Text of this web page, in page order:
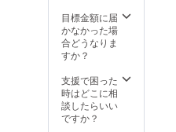
FIREで
は、限
定数の
あるリ
を全く
同じ内
容・金
額で追
目標金額に届
かなかった場
合どうなりま
すか？
支援で困った
時はどこに相
談したらいい
ですか？